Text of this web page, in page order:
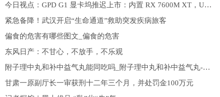
今日视点：GPD G1 显卡坞推迟上市：内置 RX 7600M XT，USB4/OcuLink 连接
紧急备降！武汉开启“生命通道”救助突发疾病旅客
偏食的危害有哪些图文_偏食的危害
东风日产：不甘心，不放手，不乐观
附子理中丸和补中益气丸能同吃吗_附子理中丸和补中益气丸-全球视点
甘肃一原副厅长一审获刑十二年三个月，并处罚金100万元